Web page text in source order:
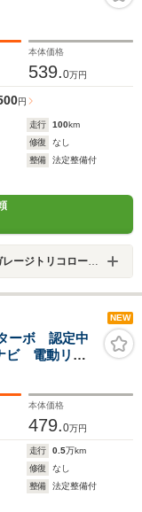
本体価格
539.0万円
円
走行 100km
修復
なし
整備
法定整備付
ジトリコロール）
NEW
ーボ 認定中
ビ 電動リア
取説 保証
本体価格
479.0万円
走行 0.5万km
修復
なし
整備
法定整備付